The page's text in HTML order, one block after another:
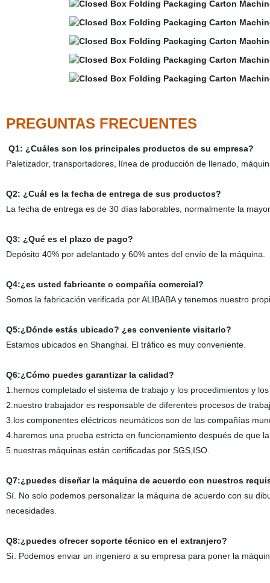
PREGUNTAS FRECUENTES
Q1: ¿Cuáles son los principales productos de su empresa?
Paletizador, transportadores, línea de producción de llenado,
Q2: ¿Cuál es la fecha de entrega de sus productos?
La fecha de entrega es de 30 días laborables, normalmente la
Q3: ¿Qué es el plazo de pago?
Depósito 40% por adelantado y 60% antes del envío de la máquina.
Q4:¿es usted fabricante o compañía comercial?
Somos la fabricación verificada por ALIBABA y tenemos nuestro
Q5:¿Dónde estás ubicado? ¿es conveniente visitarlo?
Estamos ubicados en Shanghai. El tráfico es muy conveniente.
Q6:¿Cómo puedes garantizar la calidad?
1.hemos completado el sistema de trabajo y los procedimientos y
2.nuestro trabajador es responsable de diferentes procesos de
3.los componentes eléctricos neumáticos son de las compañías
4.haremos una prueba estricta en funcionamiento después de que
5.nuestras máquinas están certificadas por SGS,ISO.
Q7:¿puedes diseñar la máquina de acuerdo con nuestros
Sí. No solo podemos personalizar la máquina de acuerdo con su
necesidades.
Q8:¿puedes ofrecer soporte técnico en el extranjero?
Sí. Podemos enviar un ingeniero a su empresa para poner la